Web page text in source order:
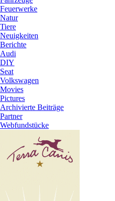
Feuerwerke
Natur
Tiere
Neuigkeiten
Berichte
Audi
DIY
Seat
Volkswagen
Movies
Pictures
Archivierte Beiträge
Partner
Webfundstücke